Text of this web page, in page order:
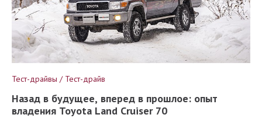
Тест-драйвы / Тест-драйв
Назад в будущее, вперед в прошлое: опыт
владения Toyota Land Cruiser 70